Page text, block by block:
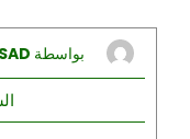
بواسطة